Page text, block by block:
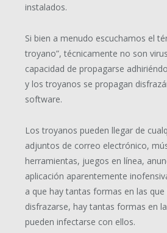
instalados.
Si bien a menudo escuchamos el
troyano”, técnicamente no son
capacidad de propagarse
y los troyanos se propagan
software.
Los troyanos pueden llegar de
adjuntos de correo electrónico,
herramientas, juegos en línea,
aplicación aparentemente
a que hay tantas formas en las
disfrazarse, hay tantas formas en
pueden infectarse con ellos.